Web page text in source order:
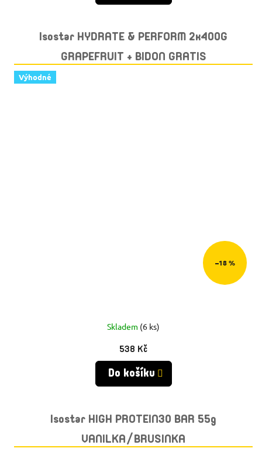
Isostar HYDRATE & PERFORM 2x400G
GRAPEFRUIT + BIDON GRATIS
Výhodné
–18 %
Skladem (6 ks)
538 Kč
Do košíku
Isostar HIGH PROTEIN30 BAR 55g
VANILKA/BRUSINKA